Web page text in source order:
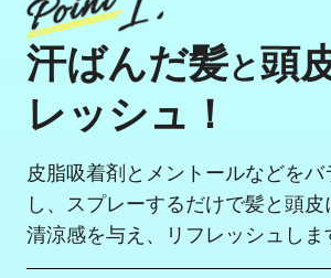
汗ばんだ髪と頭
レッシュ！
皮脂吸着剤とメントールなどを
し、スプレーするだけで髪と頭
清涼感を与え、リフレッシュしま